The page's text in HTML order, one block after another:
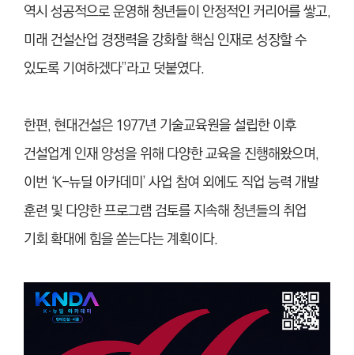
역시 성공적으로 운영해 청년들이 안정적인 커리어를 쌓고,
미래 건설산업 경쟁력을 강화할 핵심 인재로 성장할 수
있도록 기여하겠다”라고 덧붙였다.
한편, 현대건설은 1977년 기술교육원을 설립한 이후
건설업계 인재 양성을 위해 다양한 교육을 진행해왔으며,
이번 ‘K-뉴딜 아카데미’ 사업 참여 외에도 직업 능력 개발
훈련 및 다양한 프로그램 검토를 지속해 청년들의 취업
기회 확대에 힘을 쏟는다는 계획이다.